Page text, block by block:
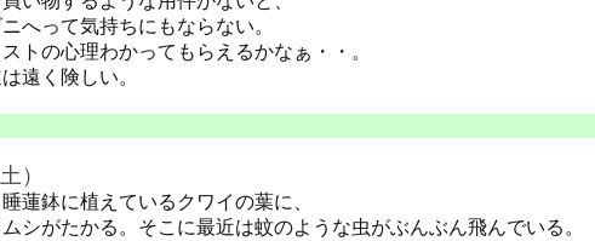
へって気持ちにもならない。
トの心理わかってもらえるかなぁ・・。
遠く険しい。
）
蓮鉢に植えているクワイの葉に、
シがたかる。そこに最近は蚊のような虫がぶんぶん飛んでいる。